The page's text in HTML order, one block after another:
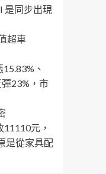
是同步出現
超車
、
23%，市
元，
是從家具配